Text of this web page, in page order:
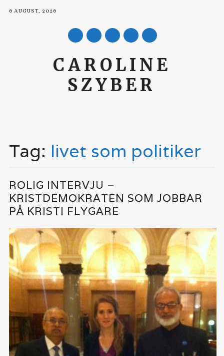
6 AUGUST, 2026
mail
CAROLINE
SZYBER
Tag: livet som politiker
ROLIG INTERVJU –
KRISTDEMOKRATEN SOM JOBBAR
PÅ KRISTI FLYGARE